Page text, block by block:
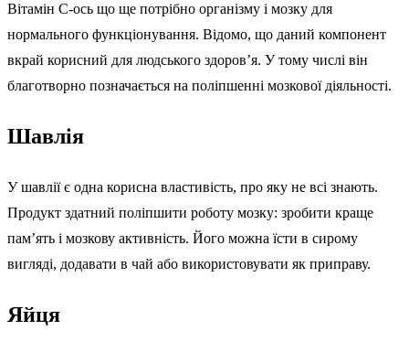
Вітамін С-ось що ще потрібно організму і мозку для
нормального функціонування. Відомо, що даний компонент
вкрай корисний для людського здоров’я. У тому числі він
благотворно позначається на поліпшенні мозкової діяльності.
Шавлія
У шавлії є одна корисна властивість, про яку не всі знають.
Продукт здатний поліпшити роботу мозку: зробити краще
пам’ять і мозкову активність. Його можна їсти в сирому
вигляді, додавати в чай або використовувати як приправу.
Яйця